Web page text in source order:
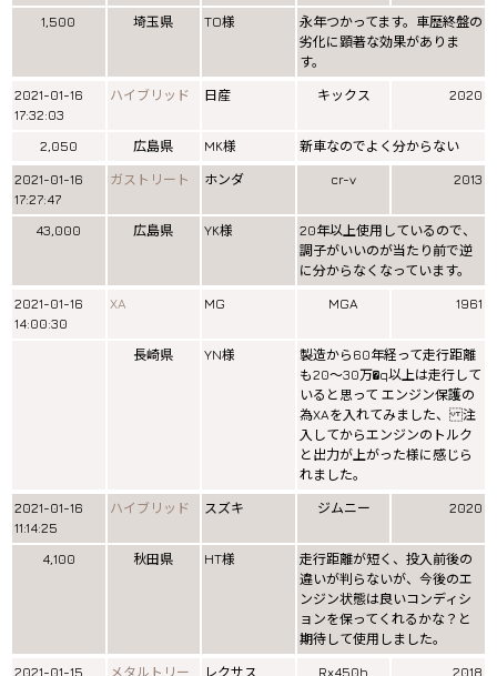
1,500 埼玉県 TO様
永年つかってます。車歴終盤の
劣化に顕著な効果がありま
す。
2021-01-16
17:32:03
ハイブリッド 日産 キックス 2020
2,050 広島県 MK様
新車なのでよく分からない
2021-01-16
17:27:47
ガストリート ホンダ cr-v 2013
43,000 広島県 YK様
20年以上使用しているので、
調子がいいのが当たり前で逆
に分からなくなっています。
2021-01-16
14:00:30
XA MG MGA 1961
長崎県 YN様
製造から60年経って走行距離
も20〜30万�q以上は走行して
いると思って エンジン保護の
為XAを入れてみました、 注
入してからエンジンのトルク
と出力が上がった様に感じら
れました。
2021-01-16
11:14:25
ハイブリッド スズキ ジムニー 2020
4,100 秋田県 HT様
走行距離が短く、投入前後の
違いが判らないが、今後のエ
ンジン状態は良いコンディシ
ョンを保ってくれるかな？と
期待して使用しました。
2021-01-15
メタルトリー
レクサス Rx450h 2018